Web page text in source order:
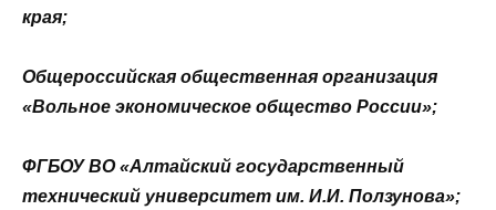
края;
Общероссийская общественная организация
«Вольное экономическое общество России»;
ФГБОУ ВО «Алтайский государственный
технический университет им. И.И. Ползунова»;